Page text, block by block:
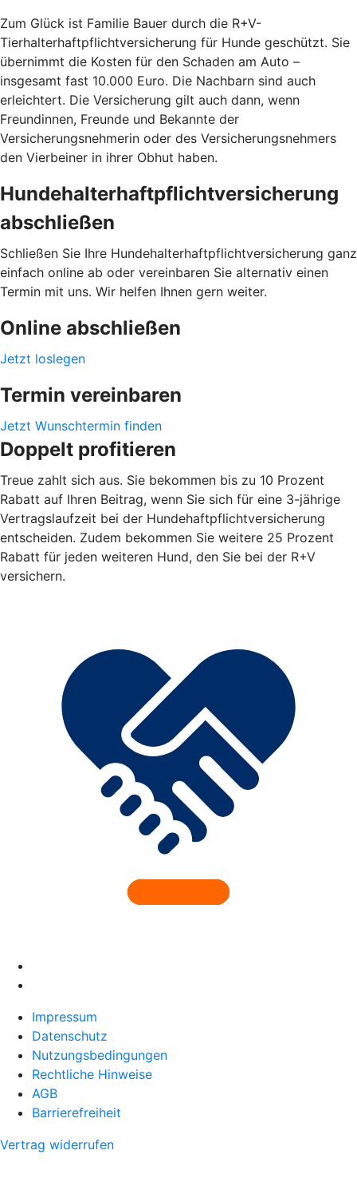
Zum Glück ist Familie Bauer durch die R+V-
Tierhalterhaftpflichtversicherung für Hunde geschützt. Sie
übernimmt die Kosten für den Schaden am Auto –
insgesamt fast 10.000 Euro. Die Nachbarn sind auch
erleichtert. Die Versicherung gilt auch dann, wenn
Freundinnen, Freunde und Bekannte der
Versicherungsnehmerin oder des Versicherungsnehmers
den Vierbeiner in ihrer Obhut haben.
Hundehalterhaftpflichtversicherung
abschließen
Schließen Sie Ihre Hundehalterhaftpflichtversicherung ganz
einfach online ab oder vereinbaren Sie alternativ einen
Termin mit uns. Wir helfen Ihnen gern weiter.
Online abschließen
Jetzt loslegen
Termin vereinbaren
Jetzt Wunschtermin finden
Doppelt profitieren
Treue zahlt sich aus. Sie bekommen bis zu 10 Prozent
Rabatt auf Ihren Beitrag, wenn Sie sich für eine 3-jährige
Vertragslaufzeit bei der Hundehaftpflichtversicherung
entscheiden. Zudem bekommen Sie weitere 25 Prozent
Rabatt für jeden weiteren Hund, den Sie bei der R+V
versichern.
Impressum
Datenschutz
Nutzungsbedingungen
Rechtliche Hinweise
AGB
Barrierefreiheit
Vertrag widerrufen